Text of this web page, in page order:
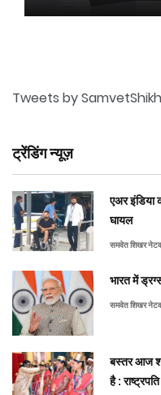
Tweets by
ट्रेंडिंग न्यूज़
एअर इंडिया
घायल
समवेत शिखर
भारत में
समवेत शिखर
बस्तर आज
है : राष्ट्रपति